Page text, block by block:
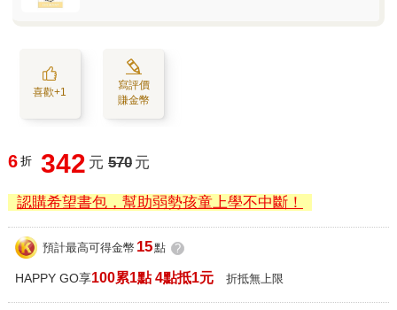
喜歡+1
寫評價
賺金幣
6 折 342 元 570 元
認購希望書包，幫助弱勢孩童上學不中斷！
預計最高可得金幣 15點 ?
HAPPY GO享100累1點 4點抵1元 折抵無上限